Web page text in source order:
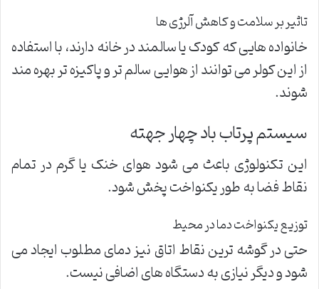
تاثیر بر سلامت و کاهش آلرژی ها
خانواده هایی که کودک یا سالمند در خانه دارند، با استفاده
از این کولر می توانند از هوایی سالم تر و پاکیزه تر بهره مند
شوند.
سیستم پرتاب باد چهار جهته
این تکنولوژی باعث می شود هوای خنک یا گرم در تمام
نقاط فضا به طور یکنواخت پخش شود.
توزیع یکنواخت دما در محیط
حتی در گوشه ترین نقاط اتاق نیز دمای مطلوب ایجاد می
شود و دیگر نیازی به دستگاه های اضافی نیست.